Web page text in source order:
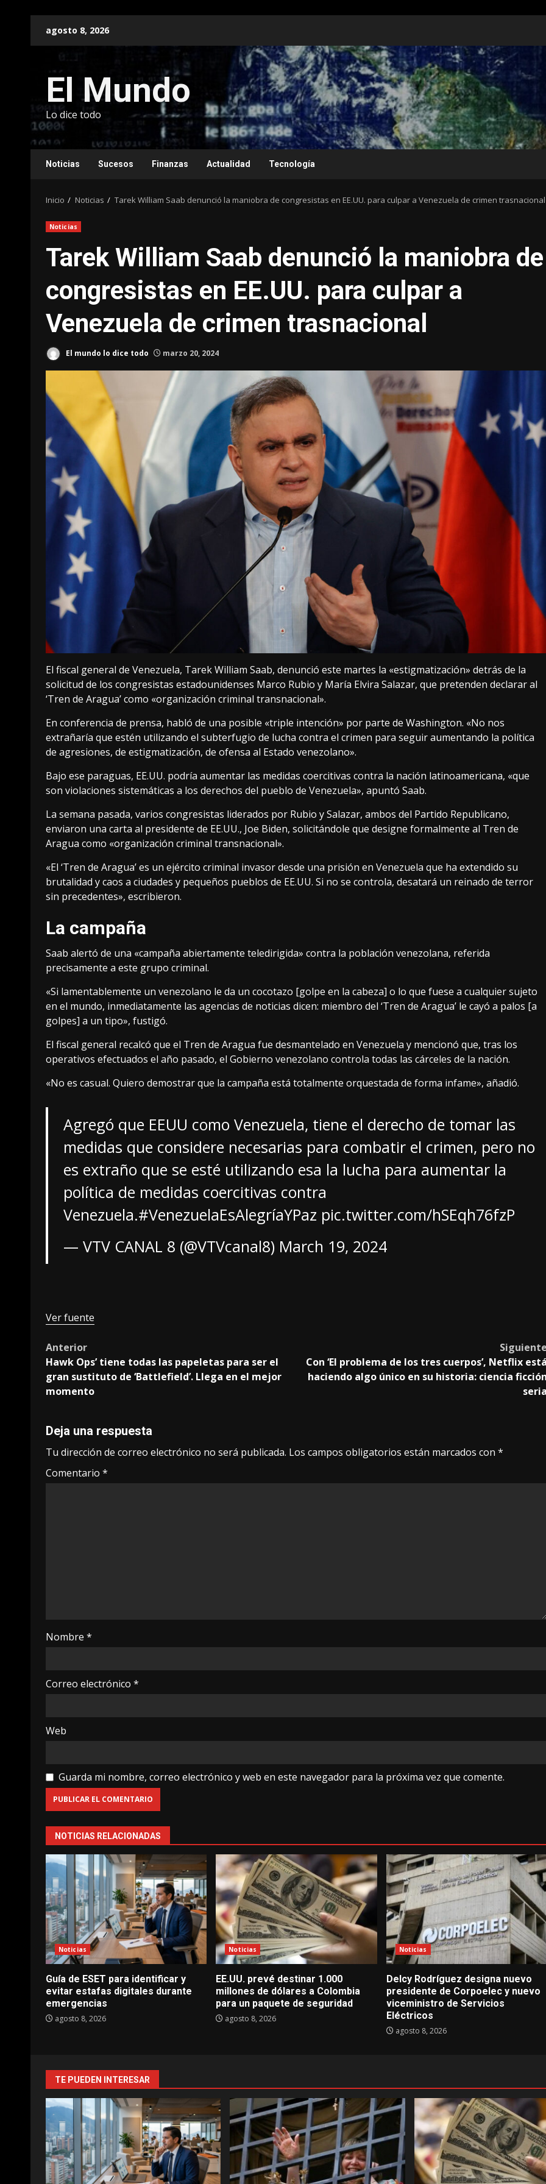
agosto 8, 2026
El Mundo
Lo dice todo
Noticias Sucesos Finanzas Actualidad Tecnología
Inicio Noticias Tarek William Saab denunció la maniobra de congresistas en EE.UU. para culpar a Venezuela de crimen trasnacional
Noticias
Tarek William Saab denunció la maniobra de
congresistas en EE.UU. para culpar a
Venezuela de crimen trasnacional
El mundo lo dice todo marzo 20, 2024
El fiscal general de Venezuela, Tarek William Saab, denunció este martes la «estigmatización» detrás de la
solicitud de los congresistas estadounidenses Marco Rubio y María Elvira Salazar, que pretenden declarar al
‘Tren de Aragua’ como «organización criminal transnacional».
En conferencia de prensa, habló de una posible «triple intención» por parte de Washington. «No nos
extrañaría que estén utilizando el subterfugio de lucha contra el crimen para seguir aumentando la política
de agresiones, de estigmatización, de ofensa al Estado venezolano».
Bajo ese paraguas, EE.UU. podría aumentar las medidas coercitivas contra la nación latinoamericana, «que
son violaciones sistemáticas a los derechos del pueblo de Venezuela», apuntó Saab.
La semana pasada, varios congresistas liderados por Rubio y Salazar, ambos del Partido Republicano,
enviaron una carta al presidente de EE.UU., Joe Biden, solicitándole que designe formalmente al Tren de
Aragua como «organización criminal transnacional».
«El ‘Tren de Aragua’ es un ejército criminal invasor desde una prisión en Venezuela que ha extendido su
brutalidad y caos a ciudades y pequeños pueblos de EE.UU. Si no se controla, desatará un reinado de terror
sin precedentes», escribieron.
La campaña
Saab alertó de una «campaña abiertamente teledirigida» contra la población venezolana, referida
precisamente a este grupo criminal.
«Si lamentablemente un venezolano le da un cocotazo [golpe en la cabeza] o lo que fuese a cualquier sujeto
en el mundo, inmediatamente las agencias de noticias dicen: miembro del ‘Tren de Aragua’ le cayó a palos [a
golpes] a un tipo», fustigó.
El fiscal general recalcó que el Tren de Aragua fue desmantelado en Venezuela y mencionó que, tras los
operativos efectuados el año pasado, el Gobierno venezolano controla todas las cárceles de la nación.
«No es casual. Quiero demostrar que la campaña está totalmente orquestada de forma infame», añadió.
Agregó que EEUU como Venezuela, tiene el derecho de tomar las
medidas que considere necesarias para combatir el crimen, pero no
es extraño que se esté utilizando esa la lucha para aumentar la
política de medidas coercitivas contra
Venezuela.#VenezuelaEsAlegríaYPaz pic.twitter.com/hSEqh76fzP
— VTV CANAL 8 (@VTVcanal8) March 19, 2024
Ver fuente
Post
navigation
Anterior
Hawk Ops’ tiene todas las papeletas para ser el
gran sustituto de ‘Battlefield’. Llega en el mejor
momento
Con ‘El problema de los tres cuerpos’, Netflix
haciendo algo único en su historia: ciencia
Deja una respuesta
Tu dirección de correo electrónico no será publicada. Los campos obligatorios están marcados con *
Comentario *
Nombre *
Correo electrónico *
Web
Guarda mi nombre, correo electrónico y web en este navegador para la próxima vez que comente.
NOTICIAS RELACIONADAS
Noticias
Guía de ESET para identificar y
evitar estafas digitales durante
emergencias
agosto 8, 2026
Noticias
EE.UU. prevé destinar 1.000
millones de dólares a Colombia
para un paquete de seguridad
agosto 8, 2026
Noticias
Delcy Rodríguez designa nuevo
presidente de Corpoelec y nuevo
viceministro de Servicios
Eléctricos
agosto 8, 2026
TE PUEDEN INTERESAR